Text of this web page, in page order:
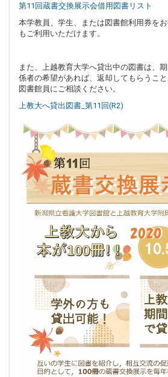
第11回蔵書交換展示会借用図書リスト
本学教員、学生、または図書館利用券を
もご利用いただけます。
また、上越教育大学へ貸出中の図書は、
係者の希望があれば、返却してもらうこと
図書館員にご相談ください。
上教大へ貸出図書_第11回(R2)